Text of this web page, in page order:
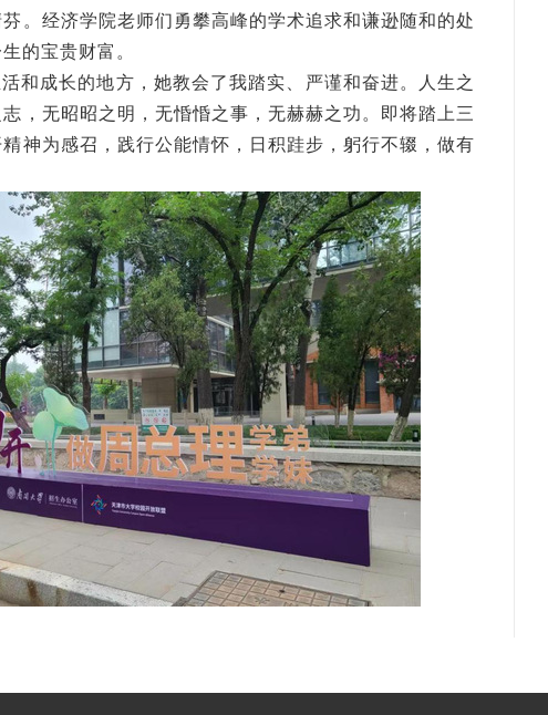
。经济学院老师们勇攀高峰的学术追求和谦逊随和的处
的宝贵财富。
和成长的地方，她教会了我踏实、严谨和奋进。人生之
，无昭昭之明，无惛惛之事，无赫赫之功。即将踏上三
神为感召，践行公能情怀，日积跬步，躬行不辍，做有